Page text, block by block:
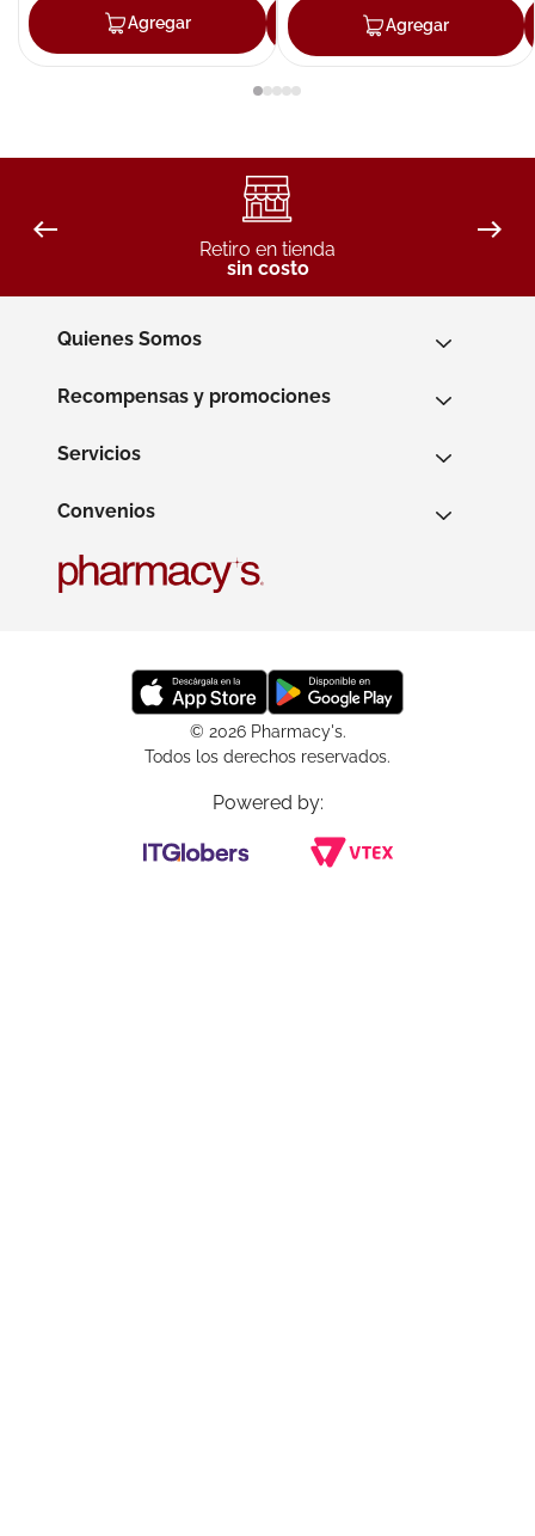
Agregar Agregar
Agregar
Retiro en tienda
sin costo
Quienes Somos
Recompensas y promociones
Servicios
Convenios
© 2026 Pharmacy's.
Todos los derechos reservados.
Powered by: